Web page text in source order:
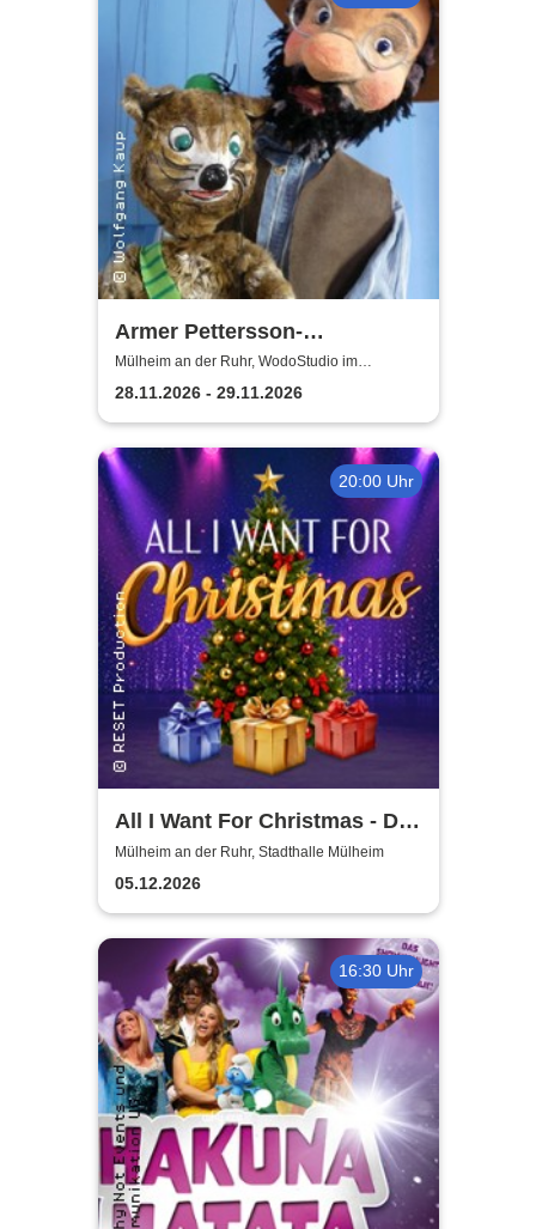
Armer Pettersson-
weihnachtlich | WodoStudio
im Ringlokschuppen Ruhr
Mülheim an der Ruhr, WodoStudio im
Ringlokschuppen Ruhr
28.11.2026 - 29.11.2026
20:00 Uhr
All I Want For Christmas - Die
besten Weihnachts-Pop-
Classics
Mülheim an der Ruhr, Stadthalle Mülheim
05.12.2026
16:30 Uhr